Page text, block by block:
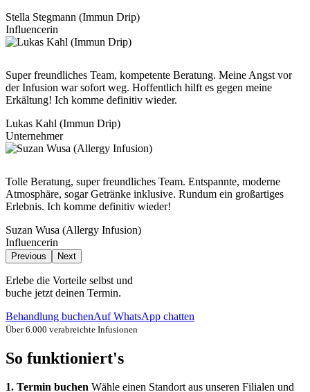
Stella Stegmann (Immun Drip)
Influencerin
Super freundliches Team, kompetente Beratung. Meine Angst vor
der Infusion war sofort weg. Hoffentlich hilft es gegen meine
Erkältung! Ich komme definitiv wieder.
Lukas Kahl (Immun Drip)
Unternehmer
Tolle Beratung, super freundliches Team. Entspannte, moderne
Atmosphäre, sogar Getränke inklusive. Rundum ein großartiges
Erlebnis. Ich komme definitiv wieder!
Suzan Wusa (Allergy Infusion)
Influencerin
Previous Next
Erlebe die Vorteile selbst und
buche jetzt deinen Termin.
Behandlung buchenAuf WhatsApp chatten
Über 6.000 verabreichte Infusionen
So funktioniert's
1. Termin buchen Wähle einen Standort aus unseren Filialen und